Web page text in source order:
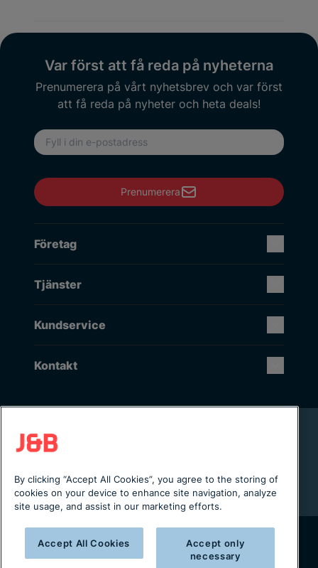
Var först att få reda på nyheterna
Prenumerera på vårt nyhetsbrev och var först
att få reda på nyheter och heta deals!
E-postadress
Prenumerera
Företag
Tjänster
Kundservice
Kontakt
Rikstäckande installation & service
Lager i Sverige
Från projektering till installation
Copyright © 2025 J&B Maskinteknik AB
By clicking “Accept All Cookies”, you agree to the storing of
cookies on your device to enhance site navigation, analyze
site usage, and assist in our marketing efforts.
Accept All Cookies
Accept only
necessary